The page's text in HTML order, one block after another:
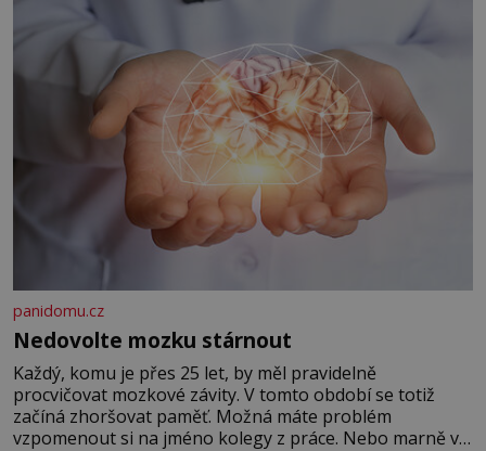
panidomu.cz
Nedovolte mozku stárnout
Každý, komu je přes 25 let, by měl pravidelně
procvičovat mozkové závity. V tomto období se totiž
začíná zhoršovat paměť. Možná máte problém
vzpomenout si na jméno kolegy z práce. Nebo marně v